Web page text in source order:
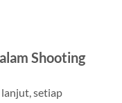
Shooting
setiap